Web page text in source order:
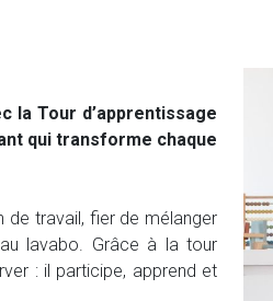
la Tour d’apprentissage
qui transforme chaque
de travail, fier de mélanger
lavabo. Grâce à la tour
: il participe, apprend et